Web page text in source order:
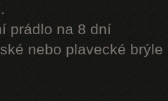
prádlo na 8 dní
nebo plavecké brýle